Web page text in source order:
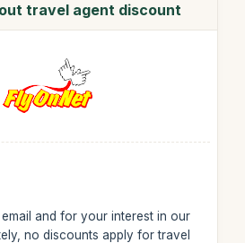
travel agent discount
and for your interest in our
no discounts apply for travel